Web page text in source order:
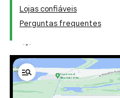
Lojas confiáveis
Perguntas frequentes